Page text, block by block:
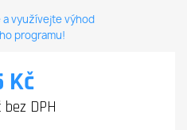
využívejte výhod
programu!
Kč
bez DPH